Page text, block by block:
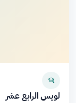
لويس الرابع عشر